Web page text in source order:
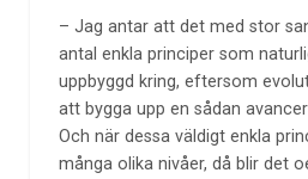
– Jag antar att det med stor
antal enkla principer som
uppbyggd kring, eftersom
att bygga upp en sådan
Och när dessa väldigt enkla
många olika nivåer, då blir det